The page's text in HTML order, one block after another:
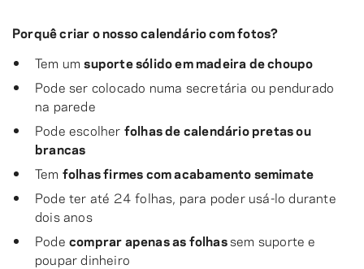
Porquê criar o nosso calendário com fotos?
Tem umsuporte sólido em madeira de choupo
Pode ser colocado numa secretária ou pendurado
na parede
Pode escolher folhas de calendário pretas ou
brancas
Tem folhas firmes com acabamento semimate
Pode ter até 24 folhas, para poder usá-lo durante
dois anos
Pode comprar apenas as folhassem suporte e
poupar dinheiro